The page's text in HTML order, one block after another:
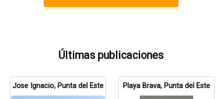
Últimas publicaciones
Jose Ignacio, Punta del Este Playa Brava, Punta del Este